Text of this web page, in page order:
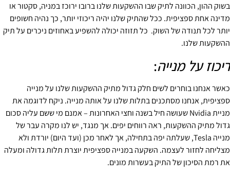
בשוק ההון, הכוונה לתיק שבו ההשקעות שלנו ברובו ירוכז במניה, סקטור או
מדינה אחת ספציפית. ככל שהתיק שלנו יהיה ריכוזי יותר, כך נהיה חשופים
יותר לכל תנודה של השוק. כל תזוזה יכולה להשפיע באחוזים ניכרים על תיק
ההשקעות שלנו.
ריכוז על מנייה:
כאשר אנחנו בוחרים לשים חלק גדול מתיק ההשקעות שלנו על מנייה
ספציפית, אנחנו מסתכנים בתלות שלנו על אותה מנייה. ניקח לדוגמה את
מניית Nvidia שעושה חיל בשנה וחצי האחרונות – אמנם מי ששם עליה סכום
גדול מתיק ההשקעות, ראה רווחים יפים. אך מנגד, יש לנו מקרה עבר של
מנייה Tesla, שעלתה יפה בתחילה, אך לאחר מכן (ועד היום) יורדת ולא
מצליחה לחזור לעצמה. השקעה במנייה ספציפית יוצרת תלות גדולה ומעלה
את רמת הסיכון של התיק בעשרות מונים.